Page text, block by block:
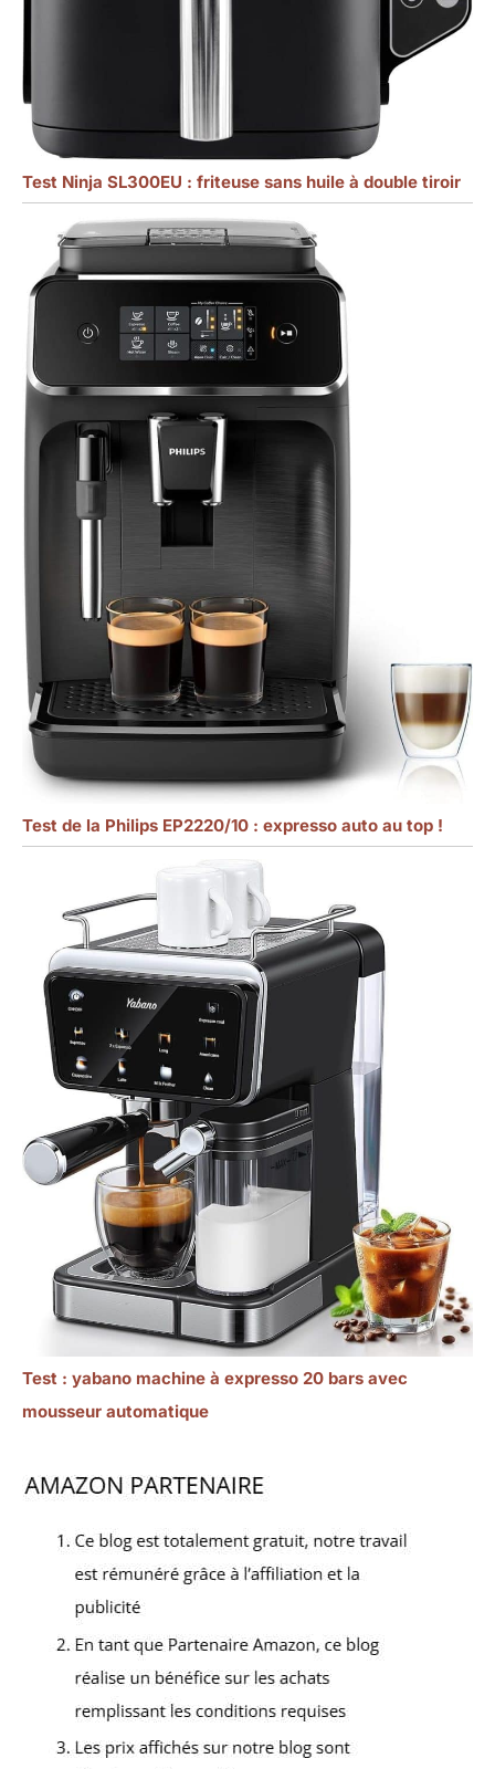
Test Ninja SL300EU : friteuse sans huile à double tiroir
Test de la Philips EP2220/10 : expresso auto au top !
Test : yabano machine à expresso 20 bars avec
mousseur automatique